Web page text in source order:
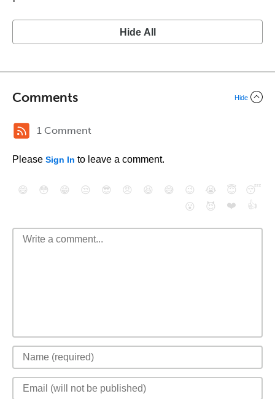
Hide All
Comments Hide
1 Comment
Please Sign In to leave a comment.
😄 😳 😁 😒 😎 😠 😆 😅 😉 😭 😇
😴
😮
😈 ❤️ 👍